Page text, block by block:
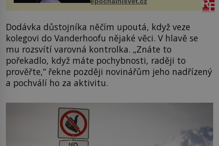
vstupenka...
Dodávka důstojníka něčím upoutá, když veze
kolegovi do Vanderhoofu nějaké věci. V hlavě se
mu rozsvítí varovná kontrolka. „Znáte to
pořekadlo, když máte pochybnosti, raději to
prověřte,“ řekne později novinářům jeho nadřízený
a pochválí ho za aktivitu.